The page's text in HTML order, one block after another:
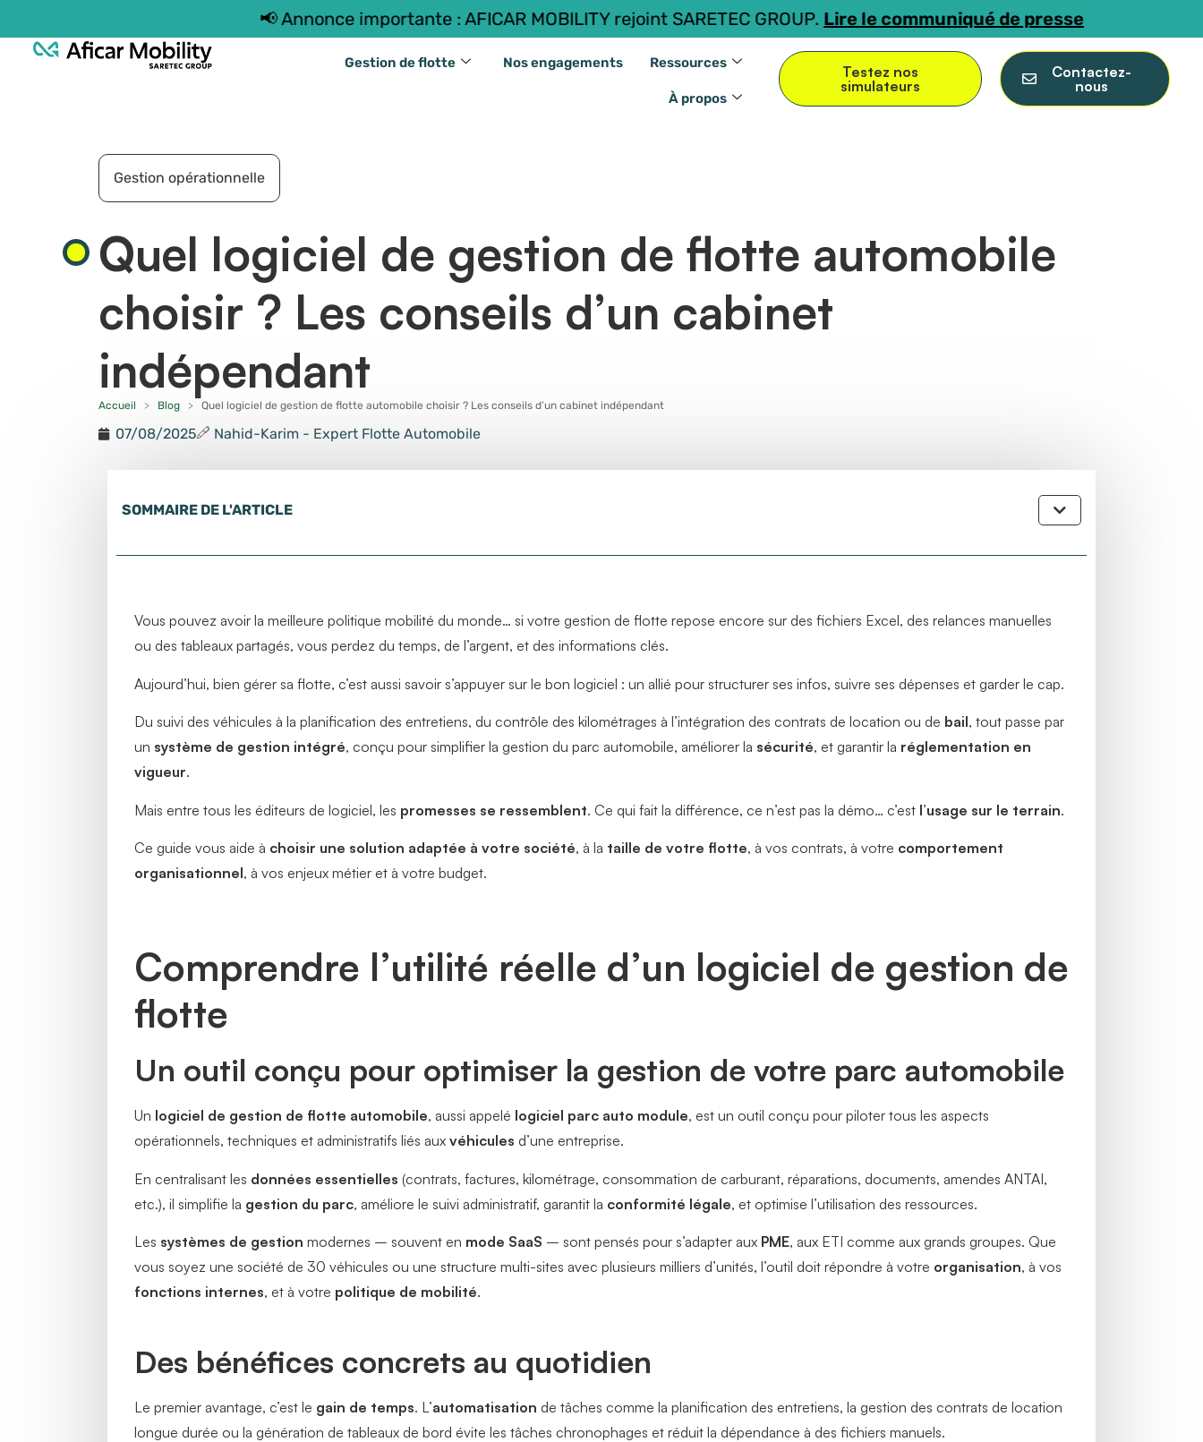
Gestion de flotte Nos engagements Ressources
À propos
Testez nos
simulateurs
Contactez-
nous
Gestion opérationnelle
Quel logiciel de gestion de flotte automobile
choisir ? Les conseils d’un cabinet
indépendant
Accueil > Blog > Quel logiciel de gestion de flotte automobile choisir ? Les conseils d’un cabinet indépendant
07/08/2025 Nahid-Karim - Expert Flotte Automobile
SOMMAIRE DE L'ARTICLE
Vous pouvez avoir la meilleure politique mobilité du monde… si votre gestion de flotte repose encore sur des fichiers Excel, des relances manuelles
ou des tableaux partagés, vous perdez du temps, de l’argent, et des informations clés.
Aujourd’hui, bien gérer sa flotte, c’est aussi savoir s’appuyer sur le bon logiciel : un allié pour structurer ses infos, suivre ses dépenses et garder le cap.
Du suivi des véhicules à la planification des entretiens, du contrôle des kilométrages à l’intégration des contrats de location ou de bail, tout passe par
un système de gestion intégré, conçu pour simplifier la gestion du parc automobile, améliorer la sécurité, et garantir la réglementation en
vigueur.
Mais entre tous les éditeurs de logiciel, les promesses se ressemblent. Ce qui fait la différence, ce n’est pas la démo… c’est l’usage sur le terrain.
Ce guide vous aide à choisir une solution adaptée à votre société, à la taille de votre flotte, à vos contrats, à votre comportement
organisationnel, à vos enjeux métier et à votre budget.
Comprendre l’utilité réelle d’un logiciel de gestion de
flotte
Un outil conçu pour optimiser la gestion de votre parc automobile
Un logiciel de gestion de flotte automobile, aussi appelé logiciel parc auto module, est un outil conçu pour piloter tous les aspects
opérationnels, techniques et administratifs liés aux véhicules d’une entreprise.
En centralisant les données essentielles (contrats, factures, kilométrage, consommation de carburant, réparations, documents, amendes ANTAI,
etc.), il simplifie la gestion du parc, améliore le suivi administratif, garantit la conformité légale, et optimise l’utilisation des ressources.
Les systèmes de gestion modernes – souvent en mode SaaS – sont pensés pour s’adapter aux PME, aux ETI comme aux grands groupes. Que
vous soyez une société de 30 véhicules ou une structure multi-sites avec plusieurs milliers d’unités, l’outil doit répondre à votre organisation, à vos
fonctions internes, et à votre politique de mobilité.
Des bénéfices concrets au quotidien
Le premier avantage, c’est le gain de temps. L’automatisation de tâches comme la planification des entretiens, la gestion des contrats de location
longue durée ou la génération de tableaux de bord évite les tâches chronophages et réduit la dépendance à des fichiers manuels.
📢 Annonce importante : AFICAR MOBILITY rejoint SARETEC GROUP.Lire le communiqué de presse